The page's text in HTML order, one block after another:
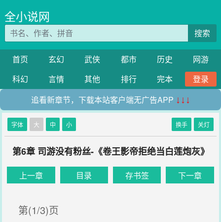
全小说网
搜索
首页 玄幻 武侠 都市 历史
网游
科幻
言情 其他 排行 完本
登录
追看新章节，下载本站客户端无广告APP ↓↓↓
字体 大 中 小 换手 关灯
第6章 司游没有粉丝-《卷王影帝拒绝当白莲炮灰》
上一章 目录 存书签 下一章
第(1/3)页